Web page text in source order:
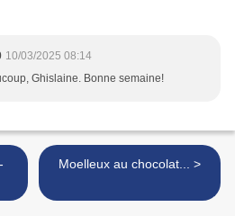
10/03/2025 08:14
Ghislaine. Bonne semaine!
Moelleux au chocolat... >